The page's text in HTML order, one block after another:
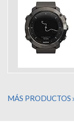
MÁS PRODUCTOS